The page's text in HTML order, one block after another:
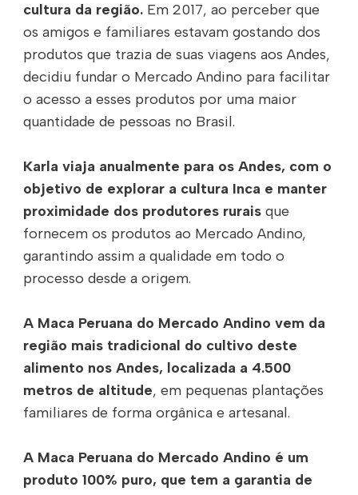
cultura da região. Em 2017, ao perceber que
os amigos e familiares estavam gostando dos
produtos que trazia de suas viagens aos Andes,
decidiu fundar o Mercado Andino para facilitar
o acesso a esses produtos por uma maior
quantidade de pessoas no Brasil.
Karla viaja anualmente para os Andes, com o
objetivo de explorar a cultura Inca e manter
proximidade dos produtores rurais que
fornecem os produtos ao Mercado Andino,
garantindo assim a qualidade em todo o
processo desde a origem.
A Maca Peruana do Mercado Andino vem da
região mais tradicional do cultivo deste
alimento nos Andes, localizada a 4.500
metros de altitude, em pequenas plantações
familiares de forma orgânica e artesanal.
A Maca Peruana do Mercado Andino é um
produto 100% puro, que tem a garantia de